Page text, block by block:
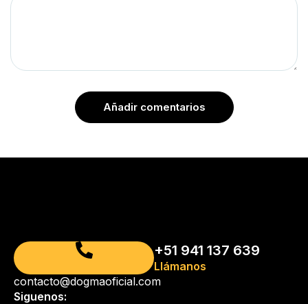
Añadir comentarios
+51 941 137 639
Llámanos
contacto@dogmaoficial.com
Siguenos: